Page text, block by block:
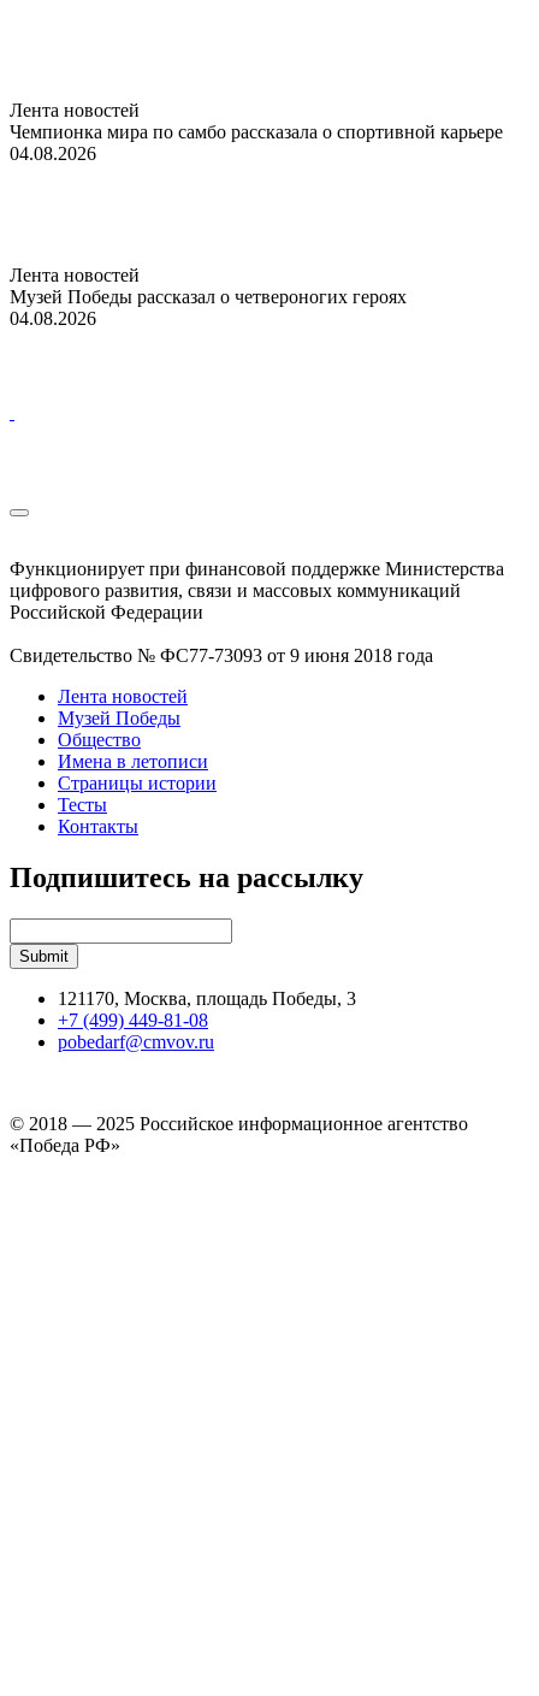
Лента новостей
Чемпионка мира по самбо рассказала о спортивной карьере
04.08.2026
Лента новостей
Музей Победы рассказал о четвероногих героях
04.08.2026
Функционирует при финансовой поддержке Министерства
цифрового развития, связи и массовых коммуникаций
Российской Федерации
Свидетельство № ФС77-73093 от 9 июня 2018 года
Лента новостей
Музей Победы
Общество
Имена в летописи
Страницы истории
Тесты
Контакты
Подпишитесь на рассылку
121170, Москва, площадь Победы, 3
+7 (499) 449-81-08
pobedarf@cmvov.ru
© 2018 — 2025 Российское информационное агентство
«Победа РФ»